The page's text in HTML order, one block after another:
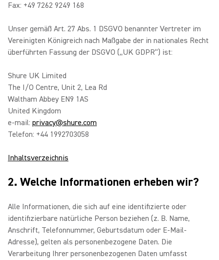
Fax: +49 7262 9249 168
Unser gemäß Art. 27 Abs. 1 DSGVO benannter Vertreter im
Vereinigten Königreich nach Maßgabe der in nationales Recht
überführten Fassung der DSGVO („UK GDPR“) ist:
Shure UK Limited
The I/O Centre, Unit 2, Lea Rd
Waltham Abbey EN9 1AS
United Kingdom
e-mail: privacy@shure.com
Telefon: +44 1992703058
Inhaltsverzeichnis
2. Welche Informationen erheben wir?
Alle Informationen, die sich auf eine identifizierte oder
identifizierbare natürliche Person beziehen (z. B. Name,
Anschrift, Telefonnummer, Geburtsdatum oder E-Mail-
Adresse), gelten als personenbezogene Daten. Die
Verarbeitung Ihrer personenbezogenen Daten umfasst